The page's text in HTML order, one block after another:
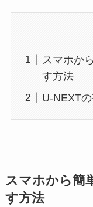
スマホか
す方法
U-NEXT
スマホから簡
す方法